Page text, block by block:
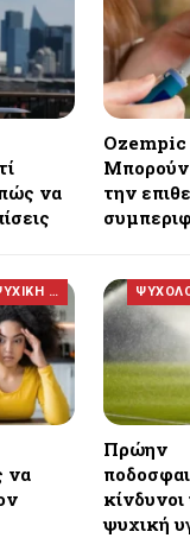
να
την
ΨΥΧΟΛΟΓΙΑ - ΨΥΧΙΚΗ ΥΓΕΙΑ
να
Πρώην
κίνδυνοι
ψυχική